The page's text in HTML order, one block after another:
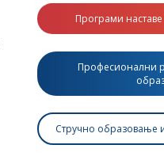
Програми
Професионални
Стручно образовање